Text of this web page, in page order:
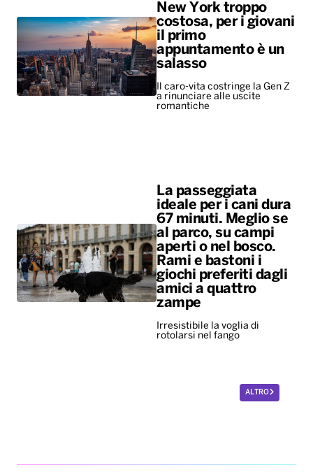
New York troppo
costosa, per i giovani
il primo
appuntamento è un
salasso
Il caro-vita costringe la Gen Z
a rinunciare alle uscite
romantiche
La passeggiata
ideale per i cani dura
67 minuti. Meglio se
al parco, su campi
aperti o nel bosco.
Rami e bastoni i
giochi preferiti dagli
amici a quattro
zampe
Irresistibile la voglia di
rotolarsi nel fango
ALTRO